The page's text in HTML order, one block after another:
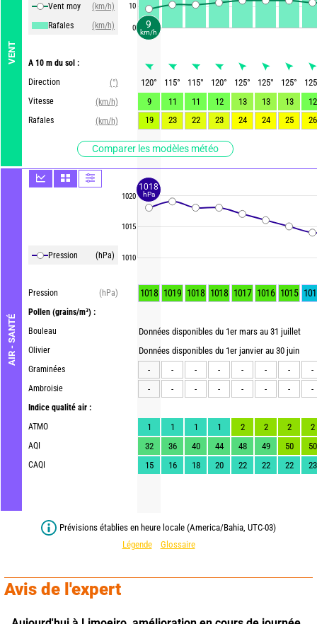
VENT
Vent moy
(km/h)
Rafales
(km/h)
A 10 m du sol :
Direction
(°)
Vitesse
(km/h)
Rafales
(km/h)
Comparer les modèles météo
AIR - SANTÉ
Pression (hPa)
Pression
(hPa)
Pollen (grains/m³) :
Bouleau
Olivier
Graminées
Ambroisie
Indice qualité air :
ATMO
AQI
CAQI
10
0
1020
1015
1010
120° 115° 115° 120° 125° 125° 125°
125
9
11 11 12 13 13 13
12
19
23 22 23 24 24 25 26
1018 1019 1018 1018 1017 1016 1015
Données disponibles du 1er mars au 31 juillet
Données disponibles du 1er janvier au 30 juin
-
- - - - - -
-
-
- - - - - - -
1 1 1 1 2 2 2
2
32
36 40 44 48 49 50
50
15
16 18 20 22 22 22 23
Prévisions établies en heure locale (America/Bahia, UTC-03)
Légende
Glossaire
Avis de l'expert
9
km/h
1018
hPa